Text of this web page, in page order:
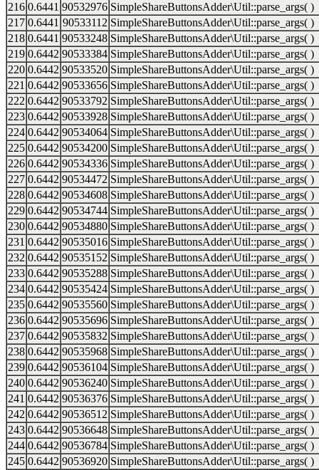
216 0.6441 90532976 SimpleShareButtonsAdder\Util::parse_args( )
217 0.6441 90533112 SimpleShareButtonsAdder\Util::parse_args( )
218 0.6441 90533248 SimpleShareButtonsAdder\Util::parse_args( )
219 0.6442 90533384 SimpleShareButtonsAdder\Util::parse_args( )
220 0.6442 90533520 SimpleShareButtonsAdder\Util::parse_args( )
221 0.6442 90533656 SimpleShareButtonsAdder\Util::parse_args( )
222 0.6442 90533792 SimpleShareButtonsAdder\Util::parse_args( )
223 0.6442 90533928 SimpleShareButtonsAdder\Util::parse_args( )
224 0.6442 90534064 SimpleShareButtonsAdder\Util::parse_args( )
225 0.6442 90534200 SimpleShareButtonsAdder\Util::parse_args( )
226 0.6442 90534336 SimpleShareButtonsAdder\Util::parse_args( )
227 0.6442 90534472 SimpleShareButtonsAdder\Util::parse_args( )
228 0.6442 90534608 SimpleShareButtonsAdder\Util::parse_args( )
229 0.6442 90534744 SimpleShareButtonsAdder\Util::parse_args( )
230 0.6442 90534880 SimpleShareButtonsAdder\Util::parse_args( )
231 0.6442 90535016 SimpleShareButtonsAdder\Util::parse_args( )
232 0.6442 90535152 SimpleShareButtonsAdder\Util::parse_args( )
233 0.6442 90535288 SimpleShareButtonsAdder\Util::parse_args( )
234 0.6442 90535424 SimpleShareButtonsAdder\Util::parse_args( )
235 0.6442 90535560 SimpleShareButtonsAdder\Util::parse_args( )
236 0.6442 90535696 SimpleShareButtonsAdder\Util::parse_args( )
237 0.6442 90535832 SimpleShareButtonsAdder\Util::parse_args( )
238 0.6442 90535968 SimpleShareButtonsAdder\Util::parse_args( )
239 0.6442 90536104 SimpleShareButtonsAdder\Util::parse_args( )
240 0.6442 90536240 SimpleShareButtonsAdder\Util::parse_args( )
241 0.6442 90536376 SimpleShareButtonsAdder\Util::parse_args( )
242 0.6442 90536512 SimpleShareButtonsAdder\Util::parse_args( )
243 0.6442 90536648 SimpleShareButtonsAdder\Util::parse_args( )
244 0.6442 90536784 SimpleShareButtonsAdder\Util::parse_args( )
245 0.6442 90536920 SimpleShareButtonsAdder\Util::parse_args( )